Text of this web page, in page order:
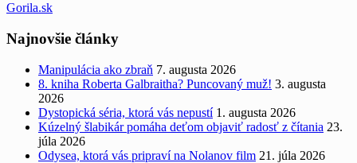
Gorila.sk
Najnovšie články
Manipulácia ako zbraň 7. augusta 2026
8. kniha Roberta Galbraitha? Puncovaný muž! 3. augusta
2026
Dystopická séria, ktorá vás nepustí 1. augusta 2026
Kúzelný šlabikár pomáha deťom objaviť radosť z čítania 23.
júla 2026
Odysea, ktorá vás pripraví na Nolanov film 21. júla 2026